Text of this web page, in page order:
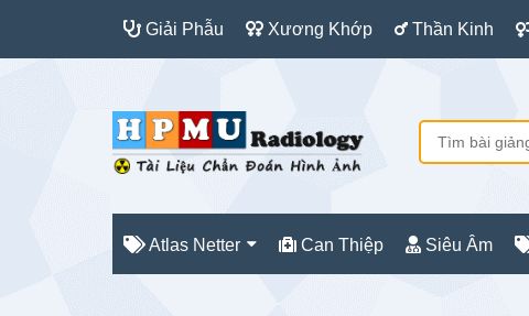
Giải Phẫu Xương Khớp Thần Kinh
Atlas Netter Can Thiệp Siêu Âm